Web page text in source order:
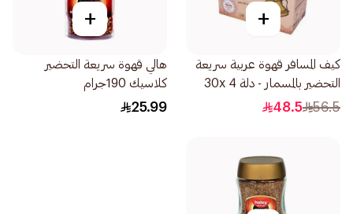
+
كيف المسافر قهوة عربية سريعة
التحضير بالمسمار - دلة 30x 4
جرام
56.5
48.5
+
هالي قهوة سريعة التحضير
كلاسيك 190جرام
25.99